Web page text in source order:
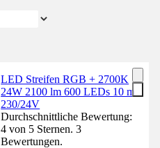
LED Streifen RGB + 2700K
24W 2100 lm 600 LEDs 10 m
230/24V
Durchschnittliche Bewertung:
4 von 5 Sternen. 3
Bewertungen.